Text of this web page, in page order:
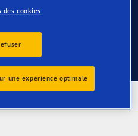
des cookies
une expérience optimale